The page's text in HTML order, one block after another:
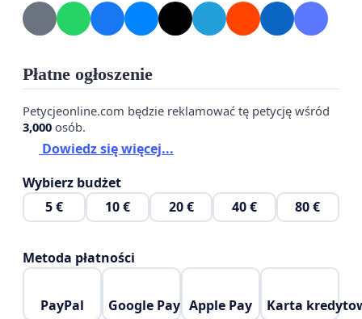
Płatne ogłoszenie
Petycjeonline.com będzie reklamować tę petycję wśród
3,000 osób.
Dowiedz się więcej...
Wybierz budżet
5 €
10 € 20 € 40 € 80 €
Metoda płatności
PayPal Google Pay Apple Pay Karta